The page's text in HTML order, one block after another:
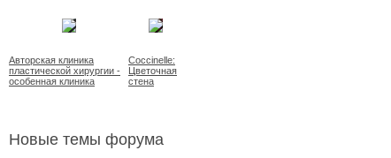
Авторская клиника
пластической хирургии -
особенная клиника
Coccinelle:
Цветочная
стена
Новые темы форума